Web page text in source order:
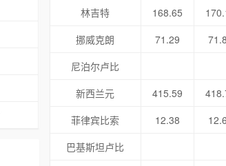
林吉特
168.65
挪威克朗
71.29
尼泊尔卢比
新西兰元
415.59
菲律宾比索
12.38
巴基斯坦卢比